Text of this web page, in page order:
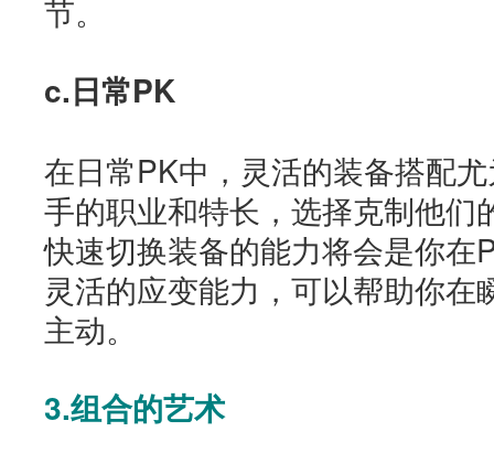
节。
c.日常PK
在日常PK中，灵活的装备搭配
手的职业和特长，选择克制他们
快速切换装备的能力将会是你在
灵活的应变能力，可以帮助你在
主动。
3.组合的艺术